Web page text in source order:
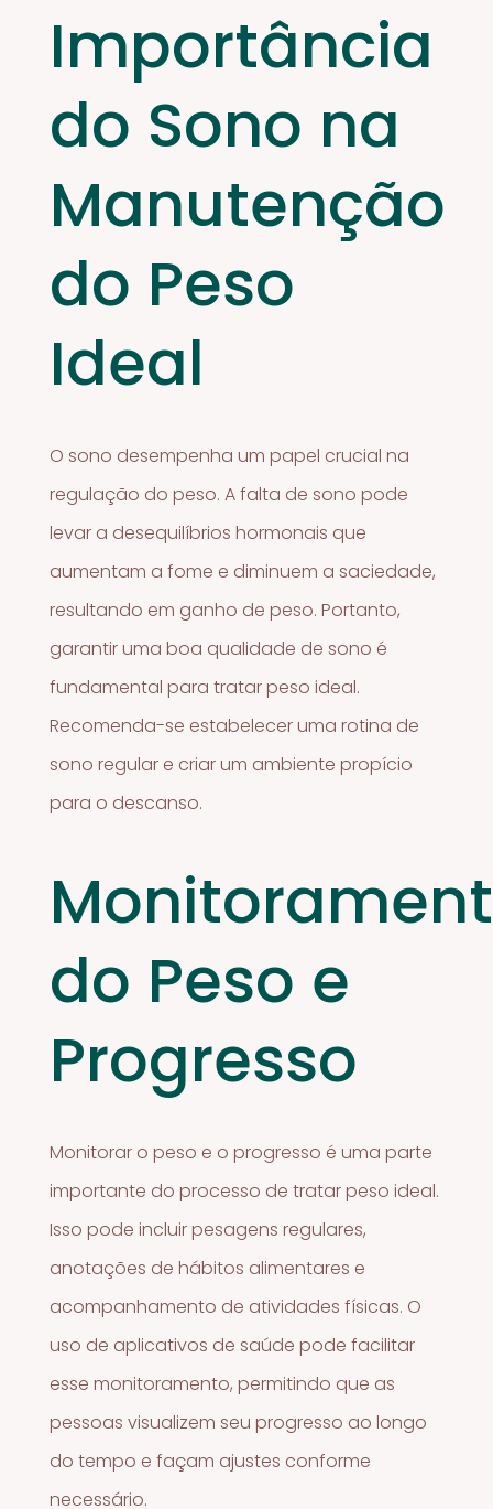
Importância
do Sono na
Manutenção
do Peso
Ideal
O sono desempenha um papel crucial na
regulação do peso. A falta de sono pode
levar a desequilíbrios hormonais que
aumentam a fome e diminuem a saciedade,
resultando em ganho de peso. Portanto,
garantir uma boa qualidade de sono é
fundamental para tratar peso ideal.
Recomenda-se estabelecer uma rotina de
sono regular e criar um ambiente propício
para o descanso.
do Peso e
Progresso
Monitorar o peso e o progresso é uma parte
importante do processo de tratar peso ideal.
Isso pode incluir pesagens regulares,
anotações de hábitos alimentares e
acompanhamento de atividades físicas. O
uso de aplicativos de saúde pode facilitar
esse monitoramento, permitindo que as
pessoas visualizem seu progresso ao longo
do tempo e façam ajustes conforme
necessário.